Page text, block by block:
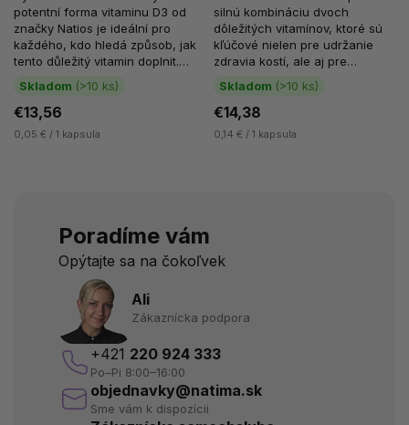
olejom)
Skladom (>10 ks)
€13,56
0,05 € / 1 kapsula
potentní forma vitaminu D3 od
značky Natios je ideální pro
každého, kdo hledá způsob, jak
tento důležitý vitamin doplnit.
Vitamin D3 je...
Skladom (>10 ks)
€14,38
0,14 € / 1 kapsula
silnú kombináciu dvoch
dôležitých vitamínov, ktoré sú
kľúčové nielen pre udržanie
zdravia kostí, ale aj pre
posilnenie funkcie imunitného...
Poradíme vám
Opýtajte sa na čokoľvek
Ali
Zákaznícka podpora
+421 220 924 333
Po–Pi 8:00–16:00
objednavky@natima.sk
Sme vám k dispozícii